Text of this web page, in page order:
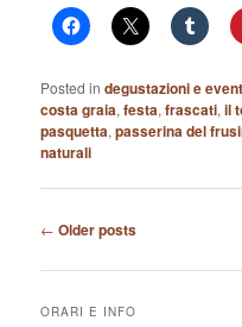
Posted in degustazioni e
costa graia,festa,frascati,il
pasquetta,passerina del
naturali
Post
← Older posts
ORARI E INFO